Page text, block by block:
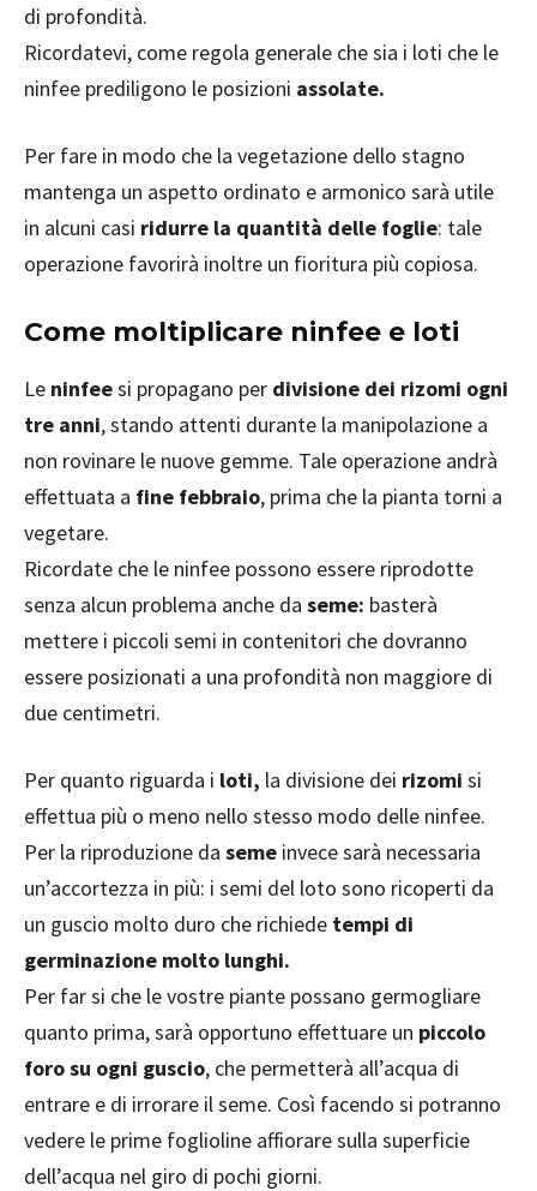
di profondità.
Ricordatevi, come regola generale che sia i loti che le
ninfee prediligono le posizioni assolate.
Per fare in modo che la vegetazione dello stagno
mantenga un aspetto ordinato e armonico sarà utile
in alcuni casi ridurre la quantità delle foglie: tale
operazione favorirà inoltre un fioritura più copiosa.
Come moltiplicare ninfee e loti
Le ninfeesi propagano per divisione dei rizomi ogni
tre anni, stando attenti durante la manipolazione a
non rovinare le nuove gemme. Tale operazione andrà
effettuata a fine febbraio, prima che la pianta torni a
vegetare.
Ricordate che le ninfee possono essere riprodotte
senza alcun problema anche da seme: basterà
mettere i piccoli semi in contenitori che dovranno
essere posizionati a una profondità non maggiore di
due centimetri.
Per quanto riguarda i loti, la divisione dei rizomi si
effettua più o meno nello stesso modo delle ninfee.
Per la riproduzione da seme invece sarà necessaria
un’accortezza in più: i semi del loto sono ricoperti da
un guscio molto duro che richiede tempi di
germinazione molto lunghi.
Per far si che le vostre piante possano germogliare
quanto prima, sarà opportuno effettuare un piccolo
foro su ogni guscio, che permetterà all’acqua di
entrare e di irrorare il seme. Così facendo si potranno
vedere le prime foglioline affiorare sulla superficie
dell’acqua nel giro di pochi giorni.